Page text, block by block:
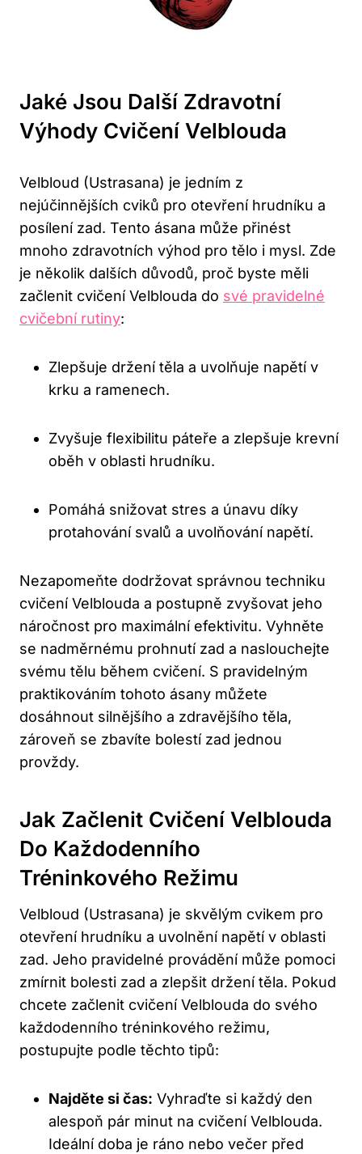
Jaké Jsou Další Zdravotní
‌výhody Cvičení ⁣Velblouda
Velbloud (Ustrasana) je jedním z
nejúčinnějších cviků pro otevření hrudníku a
posílení zad. Tento​ ásana může přinést
mnoho zdravotních výhod pro tělo ‌i mysl. Zde
je několik dalších důvodů, proč byste měli
začlenit cvičení Velblouda do své pravidelné
cvičební rutiny:
Zlepšuje držení těla a uvolňuje napětí v
krku⁢ a ramenech.
Zvyšuje flexibilitu páteře a zlepšuje krevní
oběh‍ v⁢ oblasti hrudníku.
Pomáhá snižovat stres‍ a únavu díky
protahování svalů a uvolňování napětí.
Nezapomeňte dodržovat ​správnou techniku
cvičení Velblouda a postupně zvyšovat jeho
náročnost pro maximální efektivitu. Vyhněte
se nadměrnému prohnutí ⁤zad a naslouchejte
svému tělu během cvičení. S pravidelným
praktikováním tohoto ásany můžete
dosáhnout silnějšího⁢ a zdravějšího těla,⁣
zároveň se zbavíte bolestí ‍zad jednou
provždy.
Jak Začlenit Cvičení Velblouda
Do Každodenního
Tréninkového⁤ Režimu
Velbloud (Ustrasana) je skvělým cvikem pro
otevření hrudníku a uvolnění napětí v oblasti
zad. Jeho pravidelné provádění‍ může pomoci
zmírnit bolesti zad a zlepšit držení těla. Pokud
chcete začlenit cvičení⁤ Velblouda do svého
každodenního tréninkového režimu,
postupujte podle těchto tipů:
Najděte si čas: Vyhraďte si každý den
alespoň pár minut na cvičení Velblouda.
Ideální doba je ráno nebo večer před